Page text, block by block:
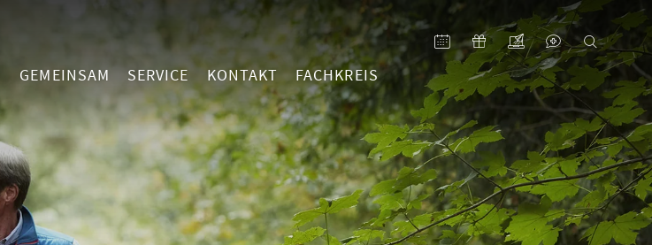
GEMEINSAM SERVICE KONTAKT FACHKREIS